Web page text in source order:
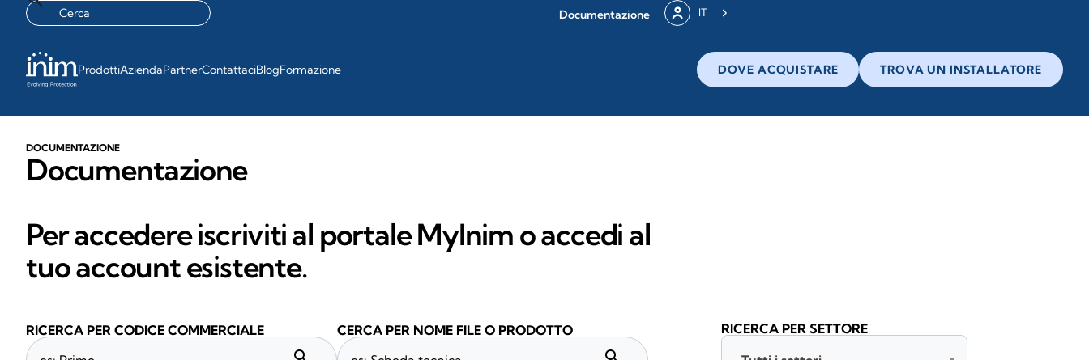
Documentazione IT
ProdottiAziendaPartnerContattaciBlogFormazione DOVE ACQUISTARE TROVA UN INSTALLATORE
DOCUMENTAZIONE
Documentazione
Per accedere iscriviti al portale MyInim o accedi al
tuo account esistente.
RICERCA PER CODICE COMMERCIALE CERCA PER NOME FILE O PRODOTTO
RICERCA PER SETTORE